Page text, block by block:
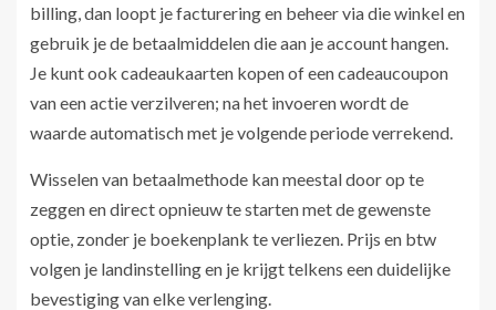
billing, dan loopt je facturering en beheer via die winkel en
gebruik je de betaalmiddelen die aan je account hangen.
Je kunt ook cadeaukaarten kopen of een cadeaucoupon
van een actie verzilveren; na het invoeren wordt de
waarde automatisch met je volgende periode verrekend.
Wisselen van betaalmethode kan meestal door op te
zeggen en direct opnieuw te starten met de gewenste
optie, zonder je boekenplank te verliezen. Prijs en btw
volgen je landinstelling en je krijgt telkens een duidelijke
bevestiging van elke verlenging.